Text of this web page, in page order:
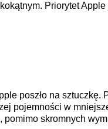
Priorytet
poszło na
pojemności w
skromnych